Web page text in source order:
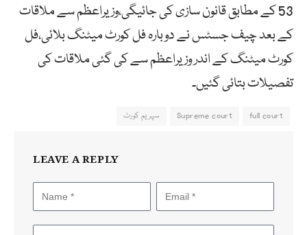
53 کے مطابق قانون سازی کی جائیگی،وزیراعظم سے ملاقات
کے بعد چیف جسٹس نے دوبارہ فل کورٹ میٹنگ بلائی،فل
کورٹ میٹنگ کے اندر وزیراعظم سے کی گئی ملاقات کی
تفصیلات بتائی گئیں۔
full court
Supreme court سپریم کورٹ
LEAVE A REPLY